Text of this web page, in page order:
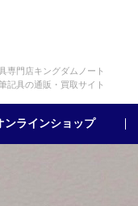
専門店キングダムノート
記具の通販・買取サイト
ンラインショップ